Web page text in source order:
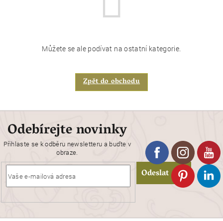
Můžete se ale podívat na ostatní kategorie.
Zpět do obchodu
Odebírejte novinky
Přihlaste se k odběru newsletteru a buďte v
obraze.
Odeslat